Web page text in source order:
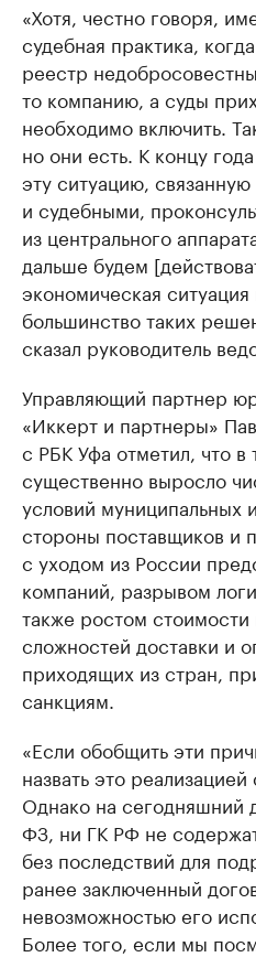
«Хотя, честно говоря,
судебная практика,
реестр
то компанию, а суды
необходимо включить.
но они есть. К концу
эту ситуацию,
и судебными,
из центрального
дальше будем
экономическая
большинство таких
сказал руководитель
Управляющий партнер
«Иккерт и партнеры»
с РБК Уфа отметил, что в
существенно выросло
условий муниципальных
стороны поставщиков и
с уходом из России
компаний, разрывом
также ростом стоимости
сложностей доставки и
приходящих из стран,
санкциям.
«Если обобщить эти
назвать это
Однако на сегодняшний
ФЗ, ни ГК РФ не
без последствий для
ранее заключенный
невозможностью его
Более того, если мы